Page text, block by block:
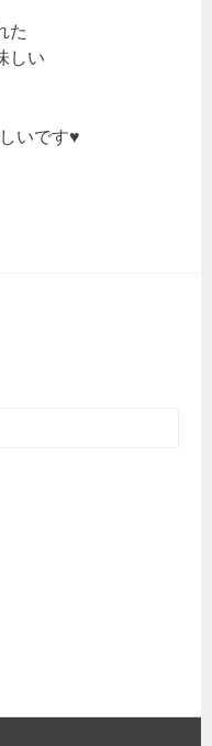
た
しい
いです♥